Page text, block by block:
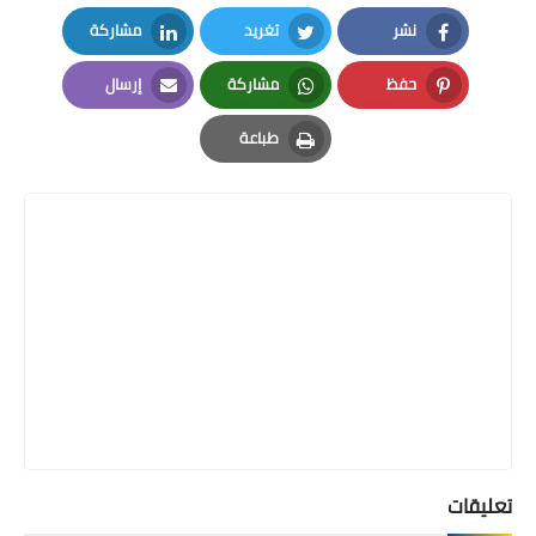
نشر
Facebook
تغريد
Twitter
مشاركة
LinkedIn
حفظ
Pinterest
مشاركة
Whatsapp
إرسال
Email
طباعة
Print
تعليقات